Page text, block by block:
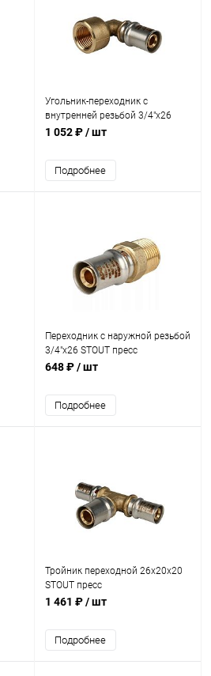
Угольник-переходник с
внутренней резьбой 3/4"х26
STOUT пресс
1 052 ₽/ шт
Подробнее
Переходник с наружной резьбой
3/4"х26 STOUT пресс
648 ₽/ шт
Подробнее
Тройник переходной 26х20х20
STOUT пресс
1 461 ₽/ шт
Подробнее